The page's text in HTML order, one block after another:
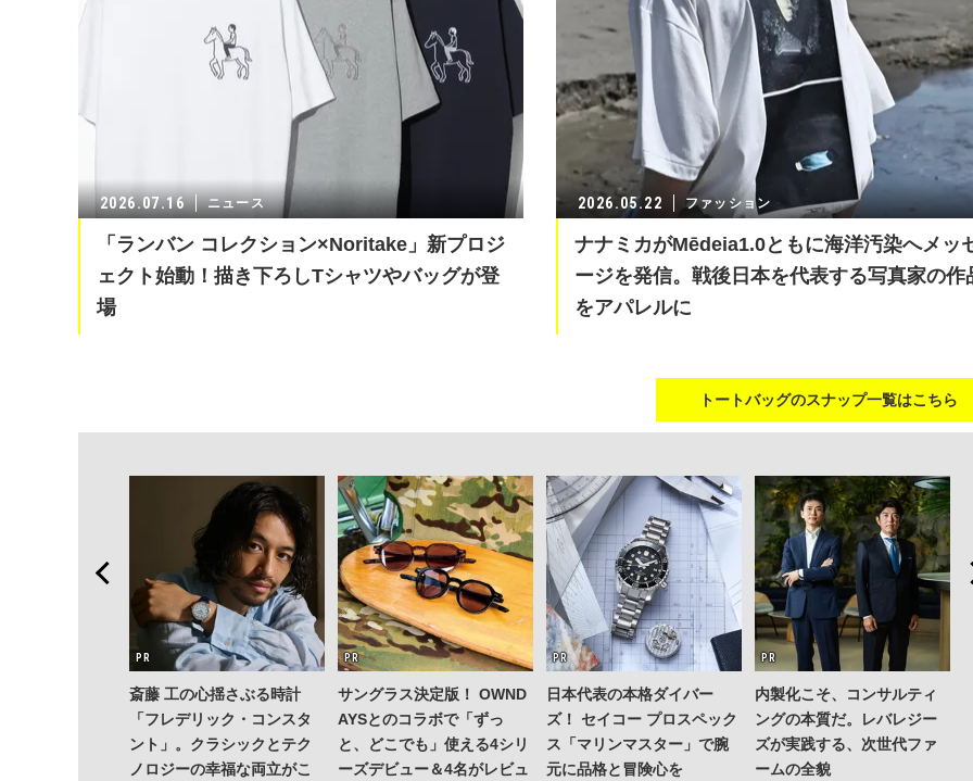
2026.07.16 ニュース
「ランバン コレクション×Noritake」新プロジ
ェクト始動！描き下ろしTシャツやバッグが登
場
2026.05.22 ファッション
ナナミカがMēdeia1.0ともに海洋汚染へメッ
ージを発信。戦後日本を代表する写真家の作
をアパレルに
トートバッグのスナップ一覧はこちら
斎藤 工の心揺さぶる時計
「フレデリック・コンスタ
ント」。クラシックとテク
ノロジーの幸福な両立がこ
サングラス決定版！ OWND
AYSとのコラボで「ずっ
と、どこでも」使える4シリ
ーズデビュー＆4名がレビュ
日本代表の本格ダイバー
ズ！ セイコー プロスペック
ス「マリンマスター」で腕
元に品格と冒険心を
内製化こそ、コンサルティ
ングの本質だ。レバレジー
ズが実践する、次世代ファ
ームの全貌